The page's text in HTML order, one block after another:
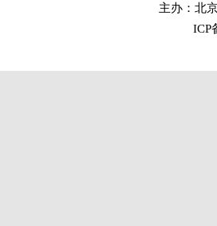
主办：北
ICP